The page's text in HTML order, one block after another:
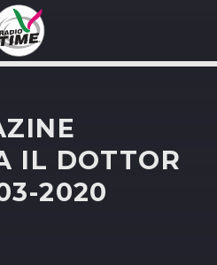
SITO WEB:
IL DOTTOR
2020